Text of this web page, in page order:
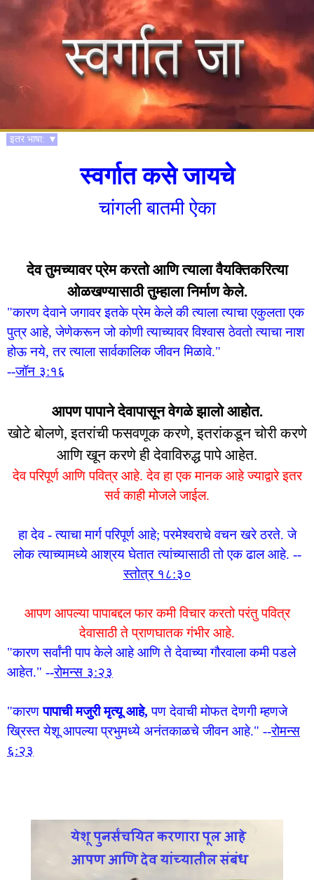
इतर भाषा: ▼
स्वर्गात कसे जायचे
चांगली बातमी ऐका
देव तुमच्यावर प्रेम करतो आणि त्याला वैयक्तिकरित्या
ओळखण्यासाठी तुम्हाला निर्माण केले.
"कारण देवाने जगावर इतके प्रेम केले की त्याला त्याचा एकुलता एक
पुत्र आहे, जेणेकरून जो कोणी त्याच्यावर विश्वास ठेवतो त्याचा नाश
होऊ नये, तर त्याला सार्वकालिक जीवन मिळावे."
--जॉन ३:१६
आपण पापाने देवापासून वेगळे झालो आहोत.
खोटे बोलणे, इतरांची फसवणूक करणे, इतरांकडून चोरी करणे
आणि खून करणे ही देवाविरुद्ध पापे आहेत.
देव परिपूर्ण आणि पवित्र आहे. देव हा एक मानक आहे ज्याद्वारे इतर
सर्व काही मोजले जाईल.
हा देव - त्याचा मार्ग परिपूर्ण आहे; परमेश्वराचे वचन खरे ठरते. जे
लोक त्याच्यामध्ये आश्रय घेतात त्यांच्यासाठी तो एक ढाल आहे. --
स्तोत्र १८:३०
आपण आपल्या पापाबद्दल फार कमी विचार करतो परंतु पवित्र
देवासाठी ते प्राणघातक गंभीर आहे.
"कारण सर्वांनी पाप केले आहे आणि ते देवाच्या गौरवाला कमी पडले
आहेत." --रोमन्स ३:२३
"कारणपापाची मजुरी मृत्यू आहे, पण देवाची मोफत देणगी म्हणजे
ख्रिस्त येशू आपल्या प्रभुमध्ये अनंतकाळचे जीवन आहे." --रोमन्स
६:२३